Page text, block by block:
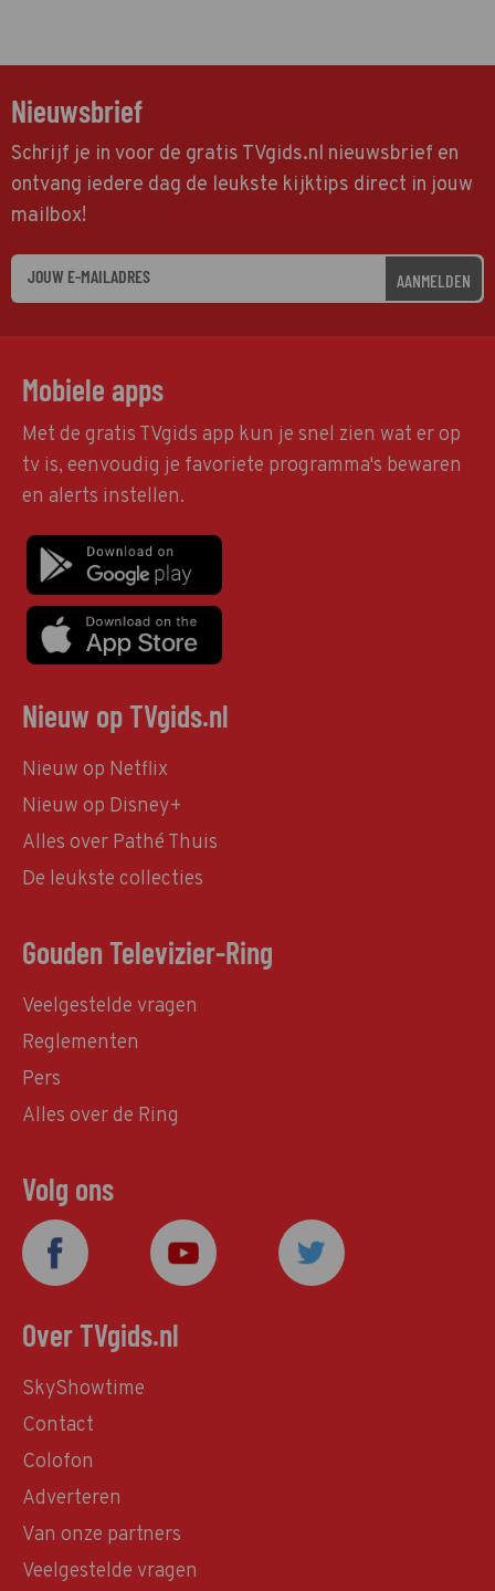
Nieuwsbrief
Schrijf je in voor de gratis TVgids.nl nieuwsbrief en
ontvang iedere dag de leukste kijktips direct in jouw
mailbox!
AANMELDEN
Mobiele apps
Met de gratis TVgids app kun je snel zien wat er op
tv is, eenvoudig je favoriete programma's bewaren
en alerts instellen.
Nieuw op TVgids.nl
Nieuw op Netflix
Nieuw op Disney+
Alles over Pathé Thuis
De leukste collecties
Gouden Televizier-Ring
Veelgestelde vragen
Reglementen
Pers
Alles over de Ring
Volg ons
Over TVgids.nl
SkyShowtime
Contact
Colofon
Adverteren
Van onze partners
Veelgestelde vragen